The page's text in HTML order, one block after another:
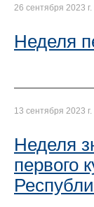
26 сентября 2023 г.
Неделя
13 сентября 2023 г.
Неделя
первого